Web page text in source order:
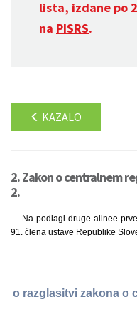
lista, izdane po
na PISRS.
KAZALO
2. Zakon o centralnem
2.
Na podlagi druge alinee
91. člena ustave Republike
o razglasitvi zakona o